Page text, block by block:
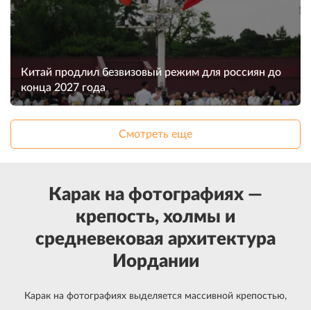
Китай продлил безвизовый режим для россиян до
конца 2027 года
Смотреть еще
Карак на фотографиях —
крепость, холмы и
средневековая архитектура
Иордании
Карак на фотографиях выделяется массивной крепостью,